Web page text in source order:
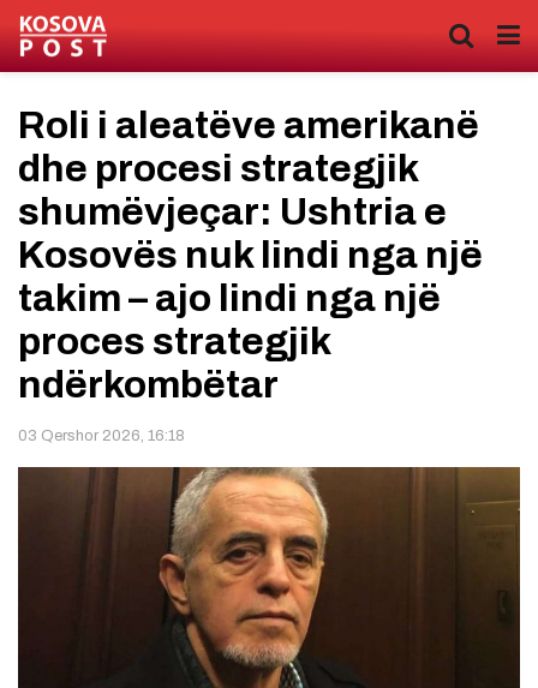
Roli i aleatëve amerikanë
dhe procesi strategjik
shumëvjeçar: Ushtria e
Kosovës nuk lindi nga një
takim – ajo lindi nga një
proces strategjik
ndërkombëtar
03 Qershor 2026, 16:18